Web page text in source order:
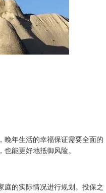
年生活的幸福保证需要全面的
能更好地抵御风险。
的实际情况进行规划。投保之